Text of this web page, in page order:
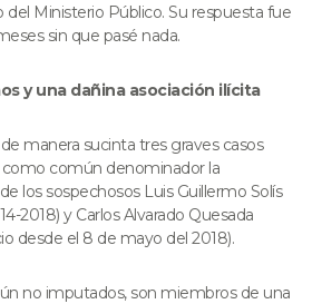
del Ministerio Público. Su respuesta fue
sin que pasé nada.
y una dañina asociación ilícita
manera sucinta tres graves casos
común denominador la
los sospechosos Luis Guillermo Solís
2018) y Carlos Alvarado Quesada
desde el 8 de mayo del 2018).
no imputados, son miembros de una